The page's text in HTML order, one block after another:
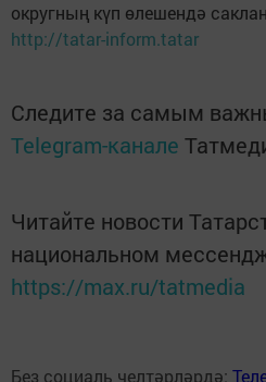
округның күп өлешендә
http://tatar-inform.tatar
Следите за самым
Telegram-канале
Читайте новости
национальном
https://max.ru/tatmedia
Без социаль челтәрләрдә: